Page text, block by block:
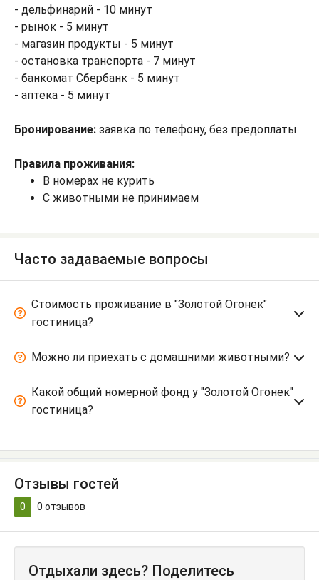
- дельфинарий - 10 минут
- рынок - 5 минут
- магазин продукты - 5 минут
- остановка транспорта - 7 минут
- банкомат Сбербанк - 5 минут
- аптека - 5 минут
Бронирование: заявка по телефону, без предоплаты
Правила проживания:
В номерах не курить
С животными не принимаем
Часто задаваемые вопросы
Стоимость проживание в "Золотой Огонек"
гостиница?
Можно ли приехать с домашними животными?
Какой общий номерной фонд у "Золотой Огонек"
гостиница?
Отзывы гостей
0 0 отзывов
Отдыхали здесь? Поделитесь